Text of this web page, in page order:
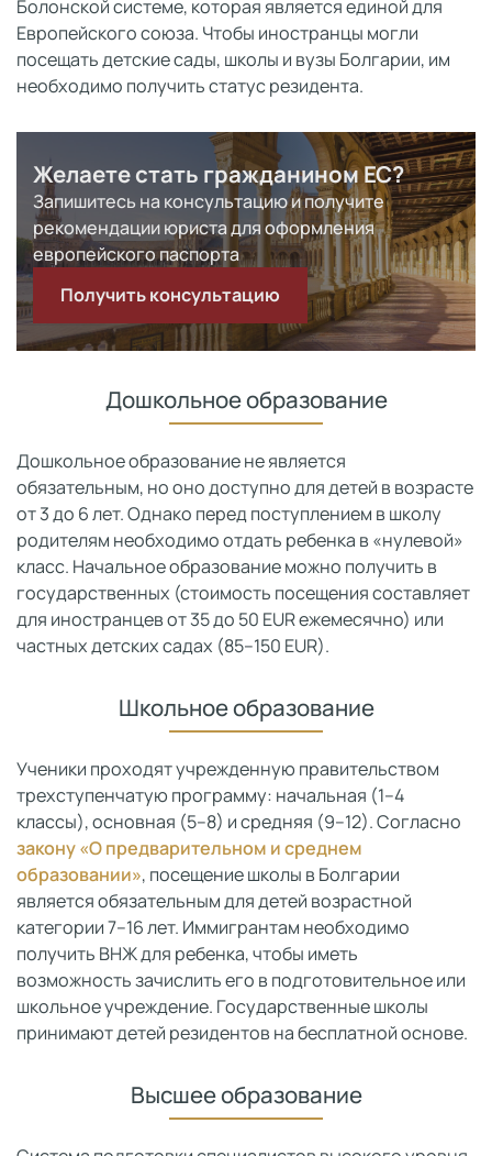
Болонской системе, которая является единой для
Европейского союза. Чтобы иностранцы могли
посещать детские сады, школы и вузы Болгарии, им
необходимо получить статус резидента.
Желаете стать гражданином ЕС?
Запишитесь на консультацию и получите
рекомендации юриста для оформления
европейского паспорта
Получить консультацию
Дошкольное образование
Дошкольное образование не является
обязательным, но оно доступно для детей в возрасте
от 3 до 6 лет. Однако перед поступлением в школу
родителям необходимо отдать ребенка в «нулевой»
класс. Начальное образование можно получить в
государственных (стоимость посещения составляет
для иностранцев от 35 до 50 EUR ежемесячно) или
частных детских садах (85–150 EUR).
Школьное образование
Ученики проходят учрежденную правительством
трехступенчатую программу: начальная (1–4
классы), основная (5–8) и средняя (9–12). Согласно
закону «О предварительном и среднем
образовании», посещение школы в Болгарии
является обязательным для детей возрастной
категории 7–16 лет. Иммигрантам необходимо
получить ВНЖ для ребенка, чтобы иметь
возможность зачислить его в подготовительное или
школьное учреждение. Государственные школы
принимают детей резидентов на бесплатной основе.
Высшее образование